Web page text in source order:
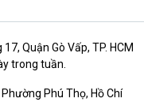
Quận Gò Vấp, TP. HCM
trong tuần.
Phú Thọ, Hồ Chí